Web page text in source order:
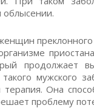
продолжает
мужского
терапия. Она
проблему